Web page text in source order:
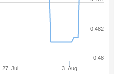
27. Jul 3. Aug
0.48
0.482